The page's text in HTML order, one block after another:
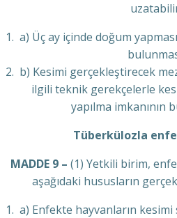
a) Üç ay içinde doğum
b) Kesimi gerçekleştirecek
ilgili teknik gerekçelerle
yapılma imkanının
Tüberkülozla
MADDE 9 – (1) Yetkili birim,
aşağıdaki hususların
a) Enfekte hayvanların